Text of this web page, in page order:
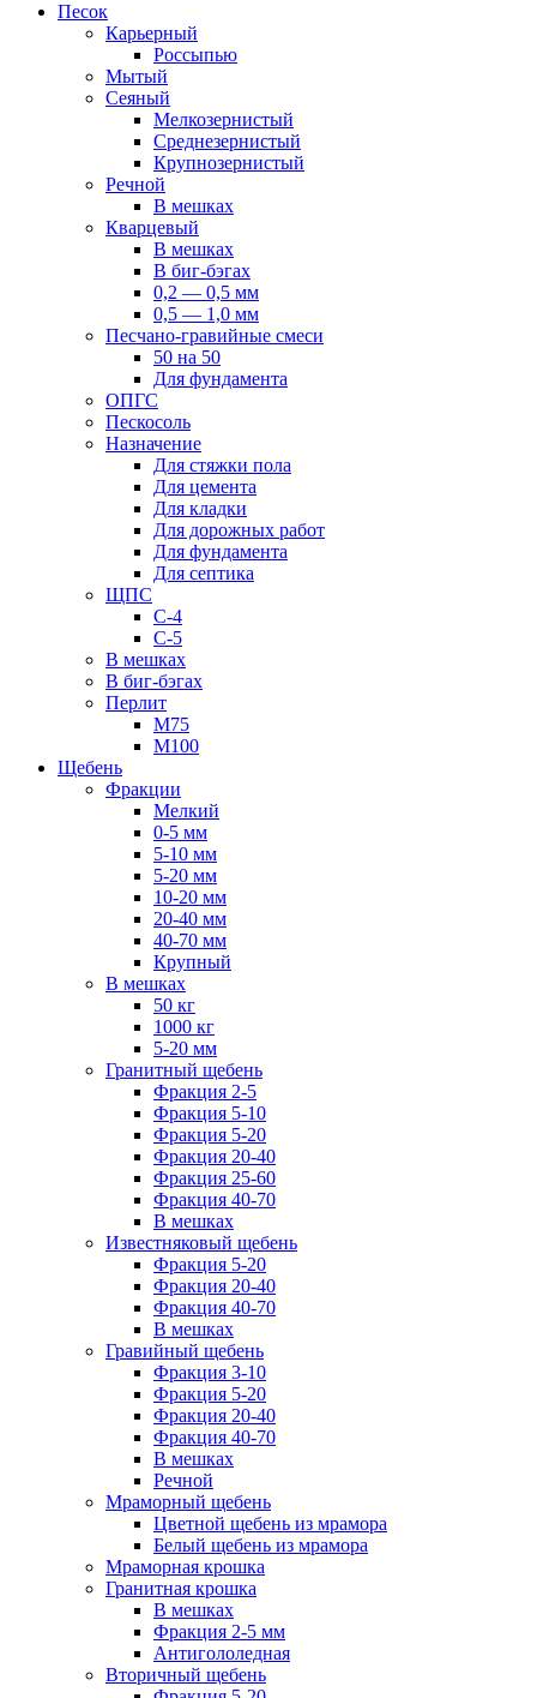
Песок
Карьерный
Россыпью
Мытый
Сеяный
Мелкозернистый
Среднезернистый
Крупнозернистый
Речной
В мешках
Кварцевый
В мешках
В биг-бэгах
0,2 — 0,5 мм
0,5 — 1,0 мм
Песчано-гравийные смеси
50 на 50
Для фундамента
ОПГС
Пескосоль
Назначение
Для стяжки пола
Для цемента
Для кладки
Для дорожных работ
Для фундамента
Для септика
ЩПС
С-4
С-5
В мешках
В биг-бэгах
Перлит
М75
М100
Щебень
Фракции
Мелкий
0-5 мм
5-10 мм
5-20 мм
10-20 мм
20-40 мм
40-70 мм
Крупный
В мешках
50 кг
1000 кг
5-20 мм
Гранитный щебень
Фракция 2-5
Фракция 5-10
Фракция 5-20
Фракция 20-40
Фракция 25-60
Фракция 40-70
В мешках
Известняковый щебень
Фракция 5-20
Фракция 20-40
Фракция 40-70
В мешках
Гравийный щебень
Фракция 3-10
Фракция 5-20
Фракция 20-40
Фракция 40-70
В мешках
Речной
Мраморный щебень
Цветной щебень из мрамора
Белый щебень из мрамора
Мраморная крошка
Гранитная крошка
В мешках
Фракция 2-5 мм
Антигололедная
Вторичный щебень